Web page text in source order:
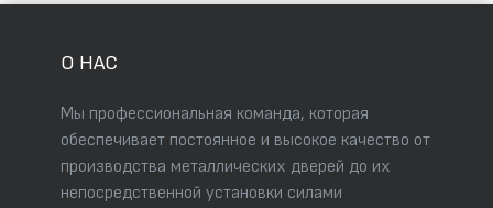
О НАС
Мы профессиональная команда, которая
обеспечивает постоянное и высокое качество от
производства металлических дверей до их
непосредственной установки силами